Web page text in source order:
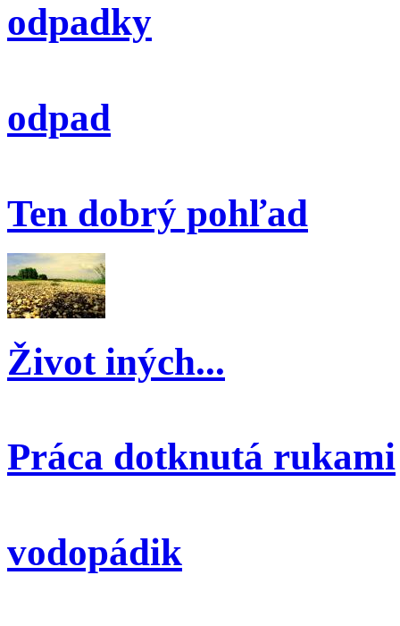
odpadky
odpad
Ten dobrý pohľad
Život iných...
Práca dotknutá rukami
vodopádik